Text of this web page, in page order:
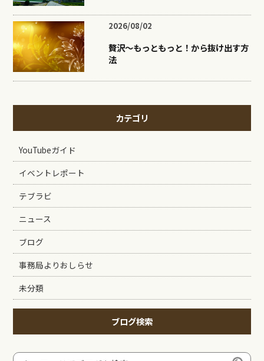
2026/08/02
贅沢〜もっともっと！から抜け出す方
法
カテゴリ
YouTubeガイド
イベントレポート
テブラビ
ニュース
ブログ
事務局よりおしらせ
未分類
ブログ検索